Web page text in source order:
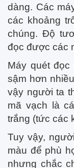
dàng. Các
các khoảng
chúng. Độ
đọc được các
Máy quét
sậm hơn
vậy người ta
mã vạch là
trắng (tức các
Tuy vậy,
màu để phù
nhưng chắc